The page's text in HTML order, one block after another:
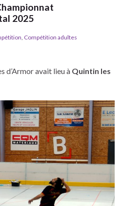
2025
, Compétition adultes
d’Armor avait lieu à Quintin les